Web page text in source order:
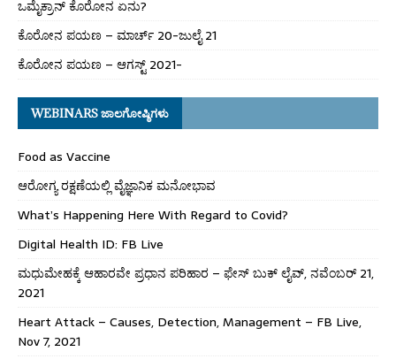
ಒಮೈಕ್ರಾನ್ ಕೊರೋನ ಏನು?
ಕೊರೋನ ಪಯಣ – ಮಾರ್ಚ್ 20-ಜುಲೈ 21
ಕೊರೋನ ಪಯಣ – ಆಗಸ್ಟ್ 2021-
WEBINARS ಜಾಲಗೋಷ್ಠಿಗಳು
Food as Vaccine
ಆರೋಗ್ಯ ರಕ್ಷಣೆಯಲ್ಲಿ ವೈಜ್ಞಾನಿಕ ಮನೋಭಾವ
What’s Happening Here With Regard to Covid?
Digital Health ID: FB Live
ಮಧುಮೇಹಕ್ಕೆ ಆಹಾರವೇ ಪ್ರಧಾನ ಪರಿಹಾರ – ಫೇಸ್ ಬುಕ್ ಲೈವ್, ನವೆಂಬರ್ 21,
2021
Heart Attack – Causes, Detection, Management – FB Live,
Nov 7, 2021